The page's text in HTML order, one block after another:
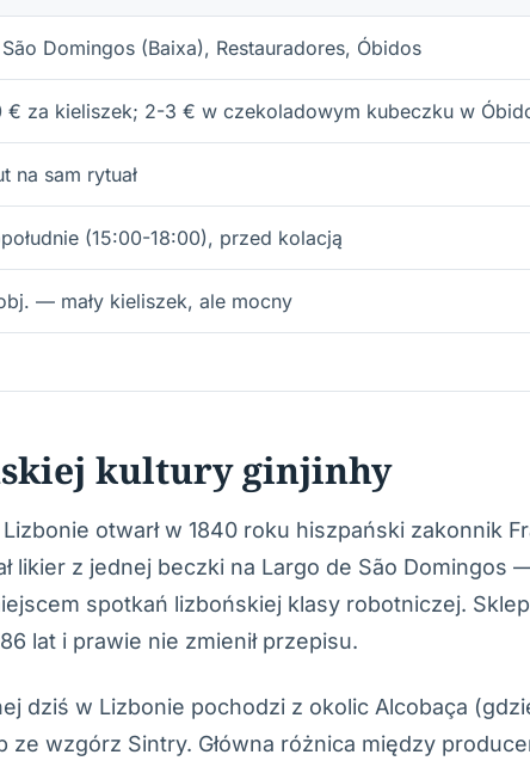
Domingos (Baixa), Restauradores, Óbidos
€ za kieliszek; 2-3 € w czekoladowym kubeczku w
na sam rytuał
(15:00-18:00), przed kolacją
— mały kieliszek, ale mocny
kultury ginjinhy
otwarł w 1840 roku hiszpański zakonnik
likier z jednej beczki na Largo de São Domingos
spotkań lizbońskiej klasy robotniczej. Sklep
lat i prawie nie zmienił przepisu.
dziś w Lizbonie pochodzi z okolic Alcobaça
ze wzgórz Sintry. Główna różnica między